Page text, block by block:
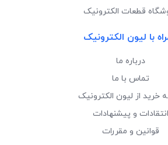
قطعات الکترونیک
با لیون الکترونیک
درباره ما
تماس با ما
خرید از لیون الکترونیک
انتقادات و پیشنهادات
قوانین و مقررات